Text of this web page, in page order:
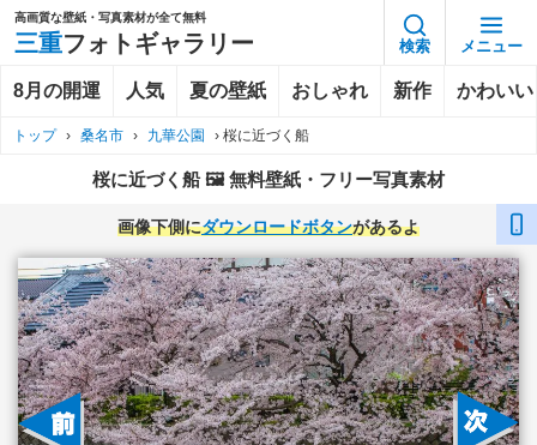
高画質な壁紙・写真素材が全て無料
三重フォトギャラリー 検索 メニュー
8月の開運 人気 夏の壁紙 おしゃれ 新作 かわいい
トップ › 桑名市 › 九華公園 › 桜に近づく船
桜に近づく船 🖼️ 無料壁紙・フリー写真素材
画像下側にダウンロードボタンがあるよ